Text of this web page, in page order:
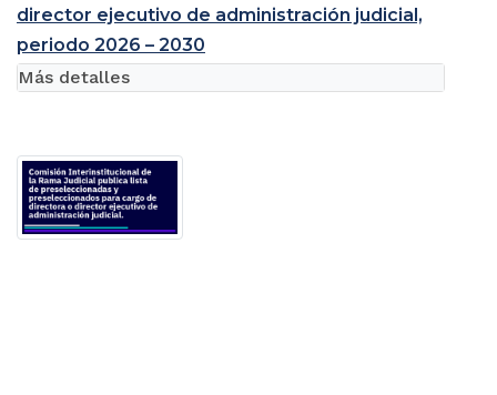
director ejecutivo de administración judicial,
periodo 2026 – 2030
Más detalles